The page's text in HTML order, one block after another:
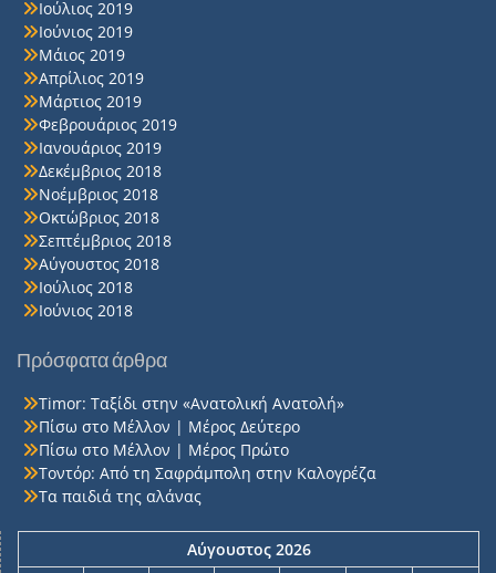
Ιούλιος 2019
Ιούνιος 2019
Μάιος 2019
Απρίλιος 2019
Μάρτιος 2019
Φεβρουάριος 2019
Ιανουάριος 2019
Δεκέμβριος 2018
Νοέμβριος 2018
Οκτώβριος 2018
Σεπτέμβριος 2018
Αύγουστος 2018
Ιούλιος 2018
Ιούνιος 2018
Πρόσφατα άρθρα
Timor: Ταξίδι στην «Ανατολική Ανατολή»
Πίσω στο Μέλλον | Μέρος Δεύτερο
Πίσω στο Μέλλον | Μέρος Πρώτο
Τοντόρ: Από τη Σαφράμπολη στην Καλογρέζα
Τα παιδιά της αλάνας
Αύγουστος 2026